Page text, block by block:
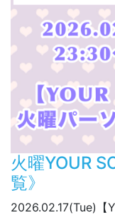
火曜YOUR
覧》
2026.02.17(Tue)【